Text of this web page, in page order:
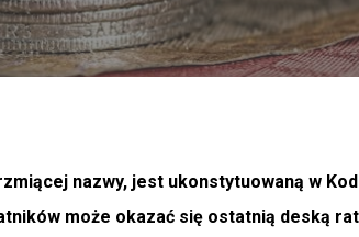
nazwy, jest ukonstytuowaną w
może okazać się ostatnią deską